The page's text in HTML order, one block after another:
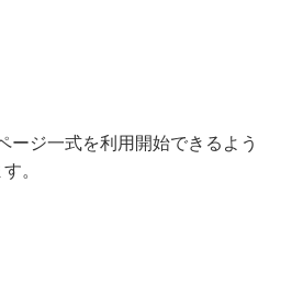
ージ一式を利用開始できるよう
。